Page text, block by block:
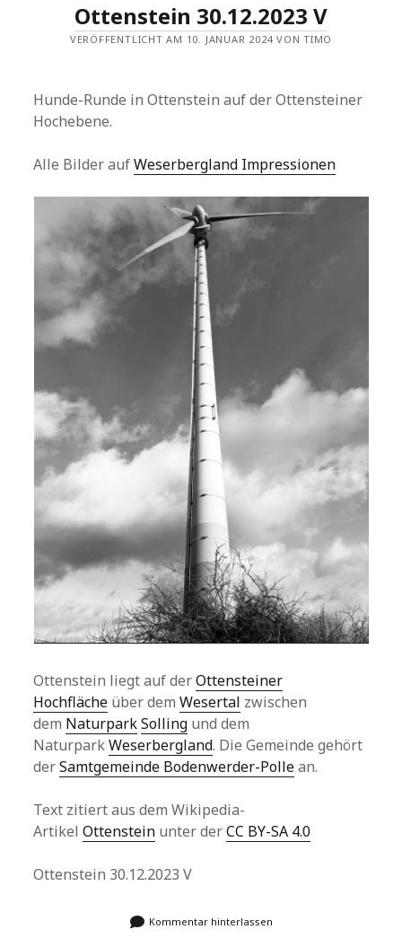
Ottenstein 30.12.2023 V
VERÖFFENTLICHT AM 10. JANUAR 2024 VON TIMO
Hunde-Runde in Ottenstein auf der Ottensteiner
Hochebene.
Alle Bilder aufWeserbergland Impressionen
Ottenstein liegt auf derOttensteiner
Hochfläche über demWesertal zwischen
dem NaturparkSolling und dem
NaturparkWeserbergland. Die Gemeinde gehört
derSamtgemeinde Bodenwerder-Pollean.
Text zitiert aus dem Wikipedia-
Artikel Ottenstein unter derCC BY-SA 4.0
Ottenstein 30.12.2023 V
Kommentar hinterlassen